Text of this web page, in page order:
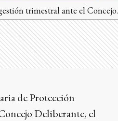
trimestral ante el Concejo.
de Protección
Deliberante, el